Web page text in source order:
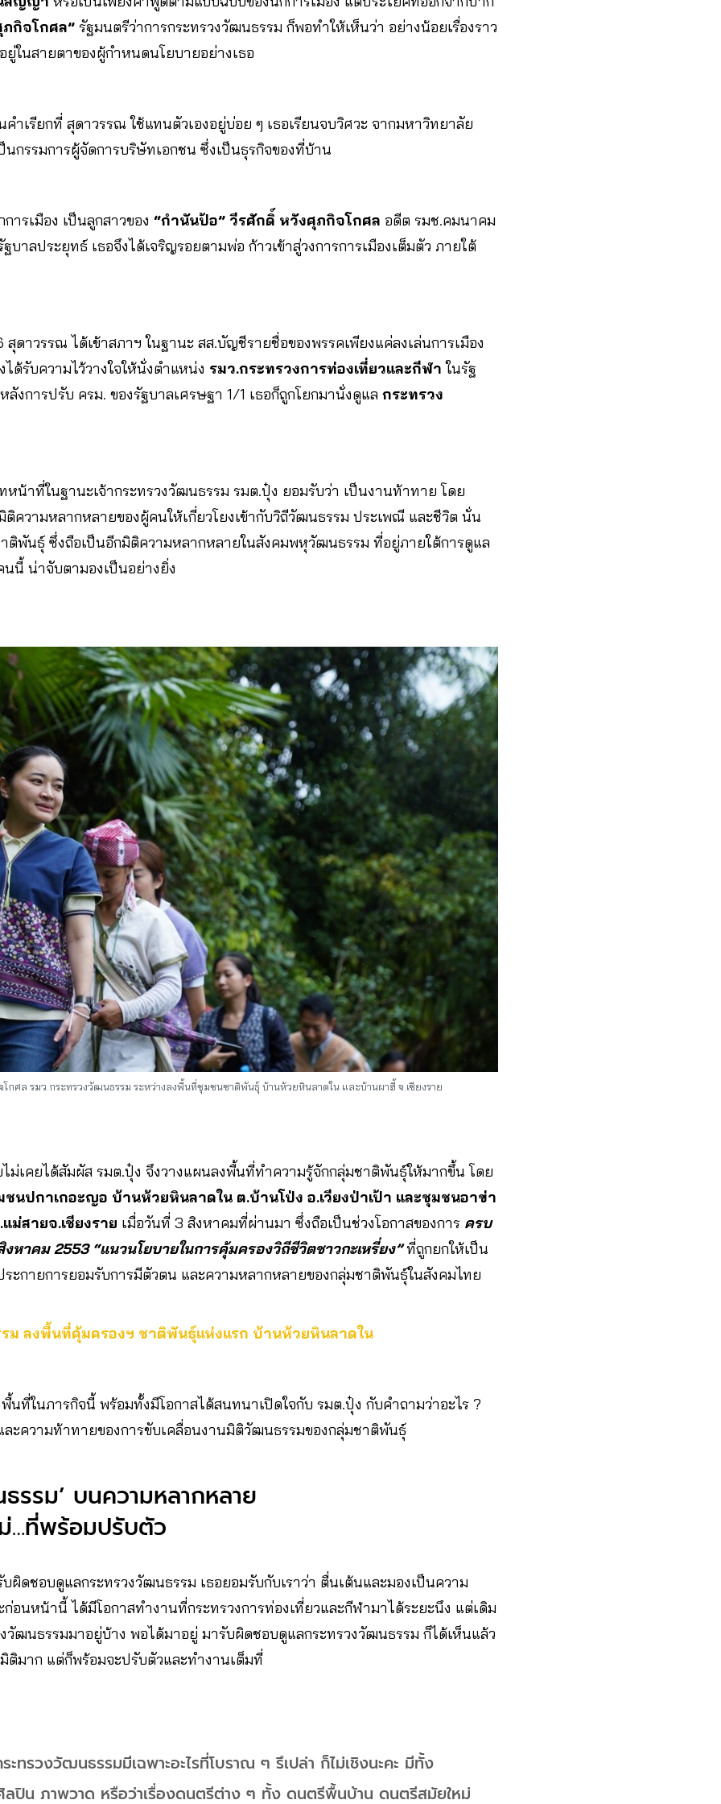
กิจโกศล” รัฐมนตรีว่าการกระทรวงวัฒนธรรม ก็พอทำให้เห็นว่า อย่างน้อยเรื่องราว
ในสายตาของผู้กำหนดนโยบายอย่างเธอ
คำเรียกที่ สุดาวรรณ ใช้แทนตัวเองอยู่บ่อย ๆ เธอเรียนจบวิศวะ จากมหาวิทยาลัย
นกรรมการผู้จัดการบริษัทเอกชน ซึ่งเป็นธุรกิจของที่บ้าน
ารเมือง เป็นลูกสาวของ “กำนันป้อ” วีรศักดิ์ หวังศุภกิจโกศล อดีต รมช.คมนาคม
าลประยุทธ์ เธอจึงได้เจริญรอยตามพ่อ ก้าวเข้าสู่วงการการเมืองเต็มตัว ภายใต้
สุดาวรรณ ได้เข้าสภาฯ ในฐานะ สส.บัญชีรายชื่อของพรรคเพียงแค่ลงเล่นการเมือง
ด้รับความไว้วางใจให้นั่งตำแหน่ง รมว.กระทรวงการท่องเที่ยวและกีฬา ในรัฐ
ลังการปรับ ครม. ของรัฐบาลเศรษฐา 1/1 เธอก็ถูกโยกมานั่งดูแล กระทรวง
หน้าที่ในฐานะเจ้ากระทรวงวัฒนธรรม รมต.ปุ๋ง ยอมรับว่า เป็นงานท้าทาย โดย
ติความหลากหลายของผู้คนให้เกี่ยวโยงเข้ากับวิถีวัฒนธรรม ประเพณี และชีวิต นั่น
ติพันธุ์ ซึ่งถือเป็นอีกมิติความหลากหลายในสังคมพหุวัฒนธรรม ที่อยู่ภายใต้การดูแล
นนี้ น่าจับตามองเป็นอย่างยิ่ง
กศล รมว.กระทรวงวัฒนธรรม ระหว่างลงพื้นที่ชุมชนชาติพันธุ์ บ้านห้วยหินลาดใน และบ้านผาฮี้ จ.เชียงราย
ไม่เคยได้สัมผัส รมต.ปุ๋ง จึงวางแผนลงพื้นที่ทำความรู้จักกลุ่มชาติพันธุ์ให้มากขึ้น โดย
ชนปกาเกอะญอ บ้านห้วยหินลาดใน ต.บ้านโป่ง อ.เวียงป่าเป้า และชุมชนอาข่า
ม่สายจ.เชียงราย เมื่อวันที่ 3 สิงหาคมที่ผ่านมา ซึ่งถือเป็นช่วงโอกาสของการ ครบ
หาคม 2553 “แนวนโยบายในการคุ้มครองวิถีชีวิตชาวกะเหรี่ยง”ที่ถูกยกให้เป็น
ะกายการยอมรับการมีตัวตน และความหลากหลายของกลุ่มชาติพันธุ์ในสังคมไทย
ม ลงพื้นที่คุ้มครองฯ ชาติพันธุ์แห่งแรก บ้านห้วยหินลาดใน
นที่ในภารกิจนี้ พร้อมทั้งมีโอกาสได้สนทนาเปิดใจกับ รมต.ปุ๋ง กับคำถามว่าอะไร ?
ะความท้าทายของการขับเคลื่อนงานมิติวัฒนธรรมของกลุ่มชาติพันธุ์
รรม’ บนความหลากหลาย
…ที่พร้อมปรับตัว
ผิดชอบดูแลกระทรวงวัฒนธรรม เธอยอมรับกับเราว่า ตื่นเต้นและมองเป็นความ
อนหน้านี้ ได้มีโอกาสทำงานที่กระทรวงการท่องเที่ยวและกีฬามาได้ระยะนึง แต่เดิม
วัฒนธรรมมาอยู่บ้าง พอได้มาอยู่ มารับผิดชอบดูแลกระทรวงวัฒนธรรม ก็ได้เห็นแล้ว
ติมาก แต่ก็พร้อมจะปรับตัวและทำงานเต็มที่
ะทรวงวัฒนธรรมมีเฉพาะอะไรที่โบราณ ๆ รึเปล่า ก็ไม่เชิงนะคะ มีทั้ง
ปิน ภาพวาด หรือว่าเรื่องดนตรีต่าง ๆ ทั้ง ดนตรีพื้นบ้าน ดนตรีสมัยใหม่